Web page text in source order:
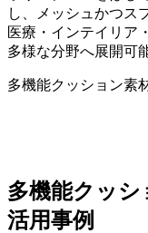
し、メッシュかつス
医療・インテイリア
多様な分野へ展開可
多機能クッション素
多機能クッシ
活用事例